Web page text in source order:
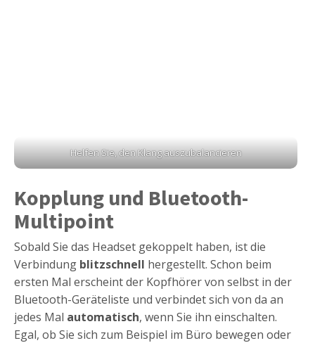
Helfen Sie, den Klang auszubalancieren
Kopplung und Bluetooth-
Multipoint
Sobald Sie das Headset gekoppelt haben, ist die
Verbindung blitzschnell hergestellt. Schon beim
ersten Mal erscheint der Kopfhörer von selbst in der
Bluetooth-Geräteliste und verbindet sich von da an
jedes Mal automatisch, wenn Sie ihn einschalten.
Egal, ob Sie sich zum Beispiel im Büro bewegen oder